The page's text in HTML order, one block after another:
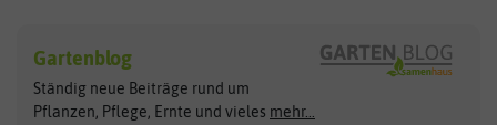
Exotische Samen
Gemüsesamen
Gründünger
Arche Noah
ASB Greenworld
Clever Pots
COMPO
Gartenblog
Ständig neue Beiträge rund um
Pflanzen, Pflege, Ernte und vieles mehr...